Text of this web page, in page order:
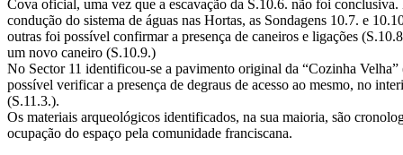
Cova oficial, uma vez que a escavação da S.10.6. não foi conclusiva.
condução do sistema de águas nas Hortas, as Sondagens 10.7. e
outras foi possível confirmar a presença de caneiros e ligações
um novo caneiro (S.10.9.)
No Sector 11 identificou-se a pavimento original da “Cozinha
possível verificar a presença de degraus de acesso ao mesmo, no
(S.11.3.).
Os materiais arqueológicos identificados, na sua maioria, são
ocupação do espaço pela comunidade franciscana.